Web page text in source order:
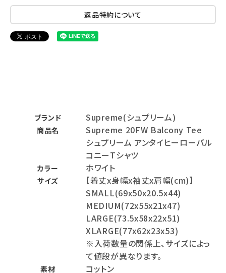
返品特約について
ブランド Supreme(シュプリーム)
商品名
Supreme 20FW Balcony Tee
シュプリーム アンタイヒーローバル
コニーTシャツ
カラー ホワイト
サイズ
【着丈x身幅x袖丈x肩幅(cm)】
SMALL(69x50x20.5x44)
MEDIUM(72x55x21x47)
LARGE(73.5x58x22x51)
XLARGE(77x62x23x53)
※入荷数量の関係上、サイズによっ
て値段が異なります。
素材 コットン